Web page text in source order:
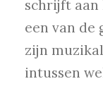
schrijft aan
een van de
zijn
intussen